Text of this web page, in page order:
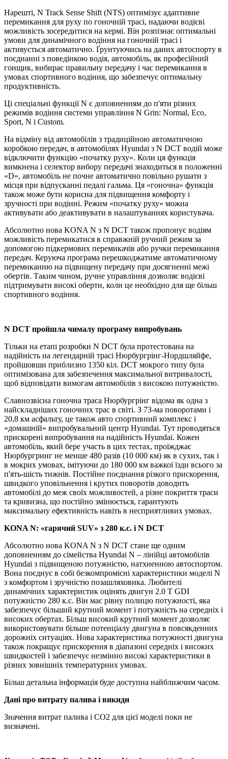
Нарешті, N Track Sense Shift (NTS) оптимізує адаптивне
перемикання для руху по гоночній трасі, надаючи водієві
можливість зосередитися на кермі. Він розпізнає оптимальні
умови для динамічного водіння на гоночній трасі і
активується автоматично. Ґрунтуючись на даних автоспорту в
поєднанні з поведінкою водія, автомобіль, як професійний
гонщик, вибирає правильну передачу і час перемикання в
умовах спортивного водіння, що забезпечує оптимальну
продуктивність.
Ці спеціальні функції N є доповненням до п'яти різних
режимів водіння системи управління N Grin: Normal, Eco,
Sport, N і Custom.
На відміну від автомобілів з традиційною автоматичною
коробкою передач, в автомобілях Hyundai з N DCT водій може
відключити функцію «початку руху». Коли ця функція
вимкнена і селектор вибору передачі знаходиться в положенні
«D», автомобіль не почне автоматично повільно рушати з
місця при відпусканні педалі гальма. Ця «гоночна» функція
також може бути корисна для підвищення комфорту і
зручності при водінні. Режим «початку руху» можна
активувати або деактивувати в налаштуваннях користувача.
Абсолютно нова KONA N з N DCT також пропонує водіям
можливість перемикатися в справжній ручний режим за
допомогою підкермових перемикачів або ручки перемикання
передач. Керуюча програма перешкоджатиме автоматичному
перемиканню на підвищену передачу при досягненні межі
обертів. Таким чином, ручне управління дозволяє водієві
підтримувати високі оберти, коли це необхідно для ще більш
спортивного водіння.
N DCT пройшла чималу програму випробувань
Тільки на етапі розробки N DCT була протестована на
надійність на легендарній трасі Нюрбургрінг-Нордшляйфе,
пройшовши приблизно 1350 кіл. DCT мокрого типу була
оптимізована для забезпечення максимальної витривалості,
щоб відповідати вимогам автомобілів з високою потужністю.
Славнозвісна гоночна траса Нюрбургрінг відома як одна з
найскладніших гоночних трас в світі. З 73-ма поворотами і
20,8 км асфальту, це також авто спортивний комплекс і
«домашній» випробувальний центр Hyundai. Тут проводяться
прискорені випробування на надійність Hyundai. Кожен
автомобіль, який бере участь в цих тестах, проїжджає
Нюрбургринг не менше 480 разів (10 000 км) як в сухих, так і
в мокрих умовах, імітуючи до 180 000 км важкої їзди всього за
п'ять-шість тижнів. Постійне поєднання різкого прискорення,
швидкого уповільнення і крутих поворотів доводить
автомобілі до меж своїх можливостей, а різне покриття траси
та кривизна, що постійно змінюється, гарантують
максимальну ефективність навіть в несприятливих умовах.
KONA N: «гарячий SUV» з 280 к.с. і N DCT
Абсолютно нова KONA N з N DCT стане ще одним
доповненням до сімейства Hyundai N – лінійці автомобілів
Hyundai з підвищеною потужністю, натхненною автоспортом.
Вона поєднує в собі безкомпромісні характеристики моделі N
з комфортом і зручністю позашляховика. Любителі
динамічних характеристик оцінять двигун 2.0 T GDI
потужністю 280 к.с. Він має рівну полицю потужності, яка
забезпечує більший крутний момент і потужність на середніх і
високих обертах. Більш високий крутний момент дозволяє
використовувати більше потенціалу двигуна в повсякденних
дорожніх ситуаціях. Нова характеристика потужності двигуна
також покращує прискорення в діапазоні середніх і високих
швидкостей і забезпечує незмінно високі характеристики в
різних зовнішніх температурних умовах.
Більш детальна інформація буде доступна найближчим часом.
Дані про витрату палива і викиди
Значення витрат палива і CO2 для цієї моделі поки не
визначені.